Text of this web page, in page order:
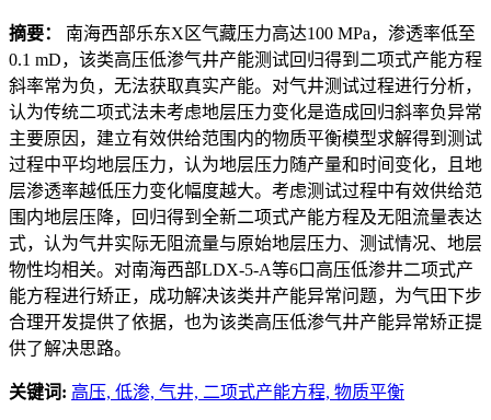
摘要： 南海西部乐东X区气藏压力高达100 MPa，渗透率低至
0.1 mD，该类高压低渗气井产能测试回归得到二项式产能方程
斜率常为负，无法获取真实产能。对气井测试过程进行分析，
认为传统二项式法未考虑地层压力变化是造成回归斜率负异常
主要原因，建立有效供给范围内的物质平衡模型求解得到测试
过程中平均地层压力，认为地层压力随产量和时间变化，且地
层渗透率越低压力变化幅度越大。考虑测试过程中有效供给范
围内地层压降，回归得到全新二项式产能方程及无阻流量表达
式，认为气井实际无阻流量与原始地层压力、测试情况、地层
物性均相关。对南海西部LDX-5-A等6口高压低渗井二项式产
能方程进行矫正，成功解决该类井产能异常问题，为气田下步
合理开发提供了依据，也为该类高压低渗气井产能异常矫正提
供了解决思路。
关键词: 高压, 低渗, 气井, 二项式产能方程, 物质平衡